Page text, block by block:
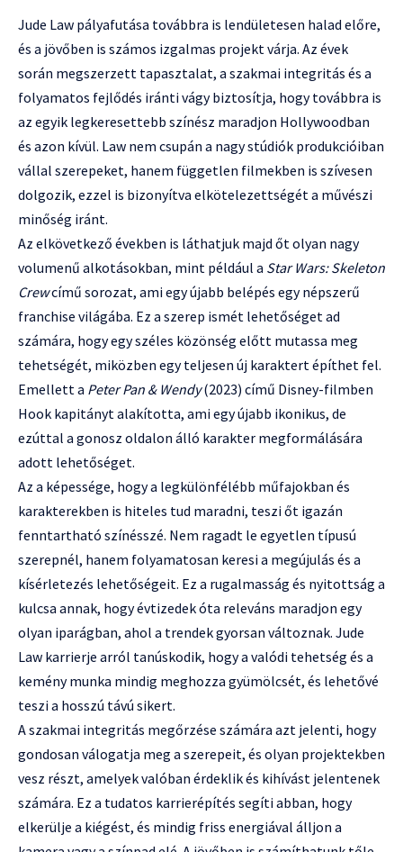
Jude Law pályafutása továbbra is lendületesen halad előre,
és a jövőben is számos izgalmas projekt várja. Az évek
során megszerzett tapasztalat, a szakmai integritás és a
folyamatos fejlődés iránti vágy biztosítja, hogy továbbra is
az egyik legkeresettebb színész maradjon Hollywoodban
és azon kívül. Law nem csupán a nagy stúdiók produkcióiban
vállal szerepeket, hanem független filmekben is szívesen
dolgozik, ezzel is bizonyítva elkötelezettségét a művészi
minőség iránt.
Az elkövetkező években is láthatjuk majd őt olyan nagy
volumenű alkotásokban, mint például a Star Wars: Skeleton
Crewcímű sorozat, ami egy újabb belépés egy népszerű
franchise világába. Ez a szerep ismét lehetőséget ad
számára, hogy egy széles közönség előtt mutassa meg
tehetségét, miközben egy teljesen új karaktert építhet fel.
Emellett a Peter Pan & Wendy(2023) című Disney-filmben
Hook kapitányt alakította, ami egy újabb ikonikus, de
ezúttal a gonosz oldalon álló karakter megformálására
adott lehetőséget.
Az a képessége, hogy a legkülönfélébb műfajokban és
karakterekben is hiteles tud maradni, teszi őt igazán
fenntartható színésszé. Nem ragadt le egyetlen típusú
szerepnél, hanem folyamatosan keresi a megújulás és a
kísérletezés lehetőségeit. Ez a rugalmasság és nyitottság a
kulcsa annak, hogy évtizedek óta releváns maradjon egy
olyan iparágban, ahol a trendek gyorsan változnak. Jude
Law karrierje arról tanúskodik, hogy a valódi tehetség és a
kemény munka mindig meghozza gyümölcsét, és lehetővé
teszi a hosszú távú sikert.
A szakmai integritás megőrzése számára azt jelenti, hogy
gondosan válogatja meg a szerepeit, és olyan projektekben
vesz részt, amelyek valóban érdeklik és kihívást jelentenek
számára. Ez a tudatos karrierépítés segíti abban, hogy
elkerülje a kiégést, és mindig friss energiával álljon a